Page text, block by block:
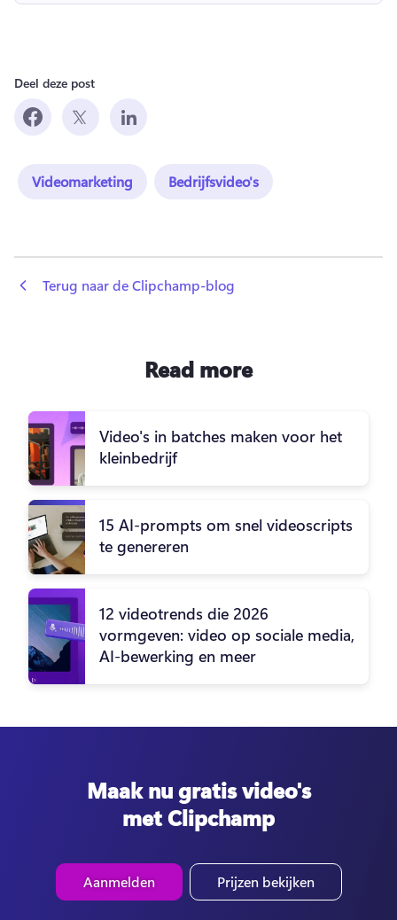
Deel deze post
Videomarketing Bedrijfsvideo's
Terug naar de Clipchamp-blog
Read more
Video's in batches maken voor het
kleinbedrijf
15 AI-prompts om snel videoscripts
te genereren
12 videotrends die 2026
vormgeven: video op sociale media,
AI-bewerking en meer
Maak nu gratis video's
met Clipchamp
Aanmelden Prijzen bekijken